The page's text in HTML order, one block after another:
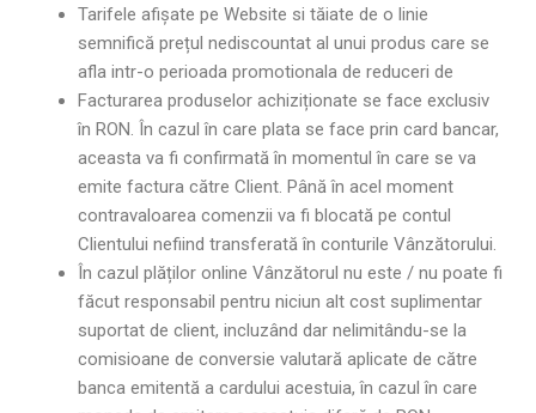
Tarifele afișate pe Website si tăiate de o linie
semnifică prețul nediscountat al unui produs care se
afla intr-o perioada promotionala de reduceri de
Facturarea produselor achiziționate se face exclusiv
în RON. În cazul în care plata se face prin card bancar,
aceasta va fi confirmată în momentul în care se va
emite factura către Client. Până în acel moment
contravaloarea comenzii va fi blocată pe contul
Clientului nefiind transferată în conturile Vânzătorului.
În cazul plăților online Vânzătorul nu este / nu poate fi
făcut responsabil pentru niciun alt cost suplimentar
suportat de client, incluzând dar nelimitându-se la
comisioane de conversie valutară aplicate de către
banca emitentă a cardului acestuia, în cazul în care